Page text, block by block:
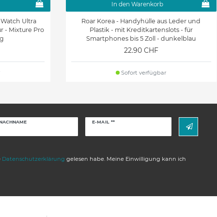
Ultra
- Mixture Pro
In den Warenkorb
Roar Korea - Handyhülle aus Leder und
Plastik - mit Kreditkartenslots - für
Smartphones bis 5 Zoll - dunkelblau
22.90 CHF
Sofort verfügbar
E-MAIL **
Newsletter
Daten­schutz­erklärung gelesen habe. Meine Einwilligung kann ich